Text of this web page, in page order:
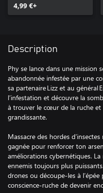
4,99 €+
Description
Phy se lance dans une mission
abandonnée infestée par une
sa partenaire Lizz et au général
l’infestation et découvre la
à trouver le cœur de la ruche
grandissante.
Massacre des hordes
gagnée pour renforcer ton
améliorations cybernétiques.
ennemis toujours plus
drones ou découpe‑les à
conscience‑ruche de devenir